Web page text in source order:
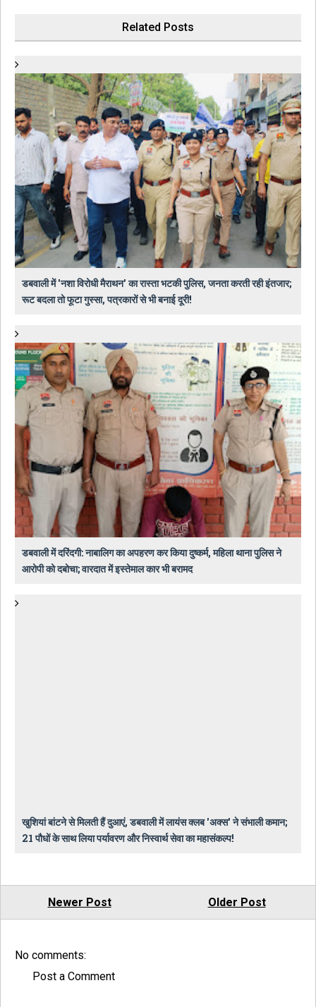
Related Posts
डबवाली में 'नशा विरोधी मैराथन' का रास्ता भटकी पुलिस, जनता करती रही इंतजार;
रूट बदला तो फूटा गुस्सा, पत्रकारों से भी बनाई दूरी!
डबवाली में दरिंदगी: नाबालिग का अपहरण कर किया दुष्कर्म, महिला थाना पुलिस ने
आरोपी को दबोचा; वारदात में इस्तेमाल कार भी बरामद
खुशियां बांटने से मिलती हैं दुआएं, डबवाली में लायंस क्लब 'अक्स' ने संभाली कमान;
21 पौधों के साथ लिया पर्यावरण और निस्वार्थ सेवा का महासंकल्प!
Newer Post Older Post
No comments:
Post a Comment